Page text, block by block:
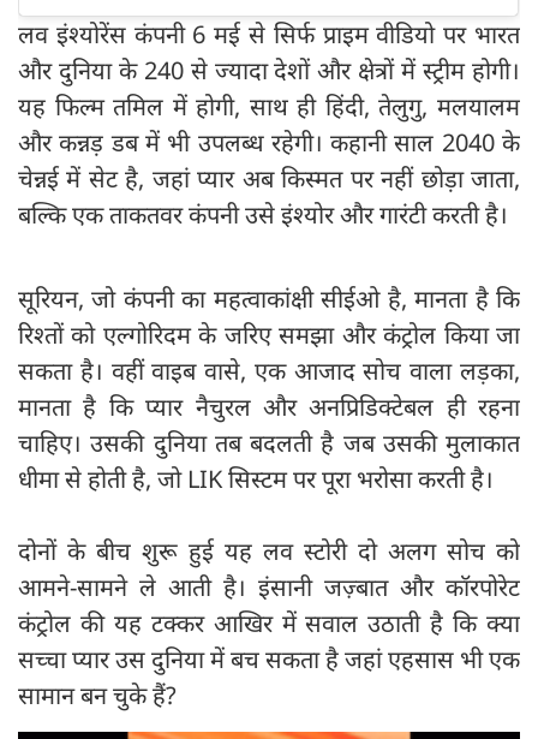
लव इंश्योरेंस कंपनी 6 मई से सिर्फ प्राइम वीडियो पर भारत
और दुनिया के 240 से ज्यादा देशों और क्षेत्रों में स्ट्रीम होगी।
यह फिल्म तमिल में होगी, साथ ही हिंदी, तेलुगु, मलयालम
और कन्नड़ डब में भी उपलब्ध रहेगी। कहानी साल 2040 के
चेन्नई में सेट है, जहां प्यार अब किस्मत पर नहीं छोड़ा जाता,
बल्कि एक ताकतवर कंपनी उसे इंश्योर और गारंटी करती है।
सूरियन, जो कंपनी का महत्वाकांक्षी सीईओ है, मानता है कि
रिश्तों को एल्गोरिदम के जरिए समझा और कंट्रोल किया जा
सकता है। वहीं वाइब वासे, एक आजाद सोच वाला लड़का,
मानता है कि प्यार नैचुरल और अनप्रिडिक्टेबल ही रहना
चाहिए। उसकी दुनिया तब बदलती है जब उसकी मुलाकात
धीमा से होती है, जो LIK सिस्टम पर पूरा भरोसा करती है।
दोनों के बीच शुरू हुई यह लव स्टोरी दो अलग सोच को
आमने-सामने ले आती है। इंसानी जज़्बात और कॉरपोरेट
कंट्रोल की यह टक्कर आखिर में सवाल उठाती है कि क्या
सच्चा प्यार उस दुनिया में बच सकता है जहां एहसास भी एक
सामान बन चुके हैं?